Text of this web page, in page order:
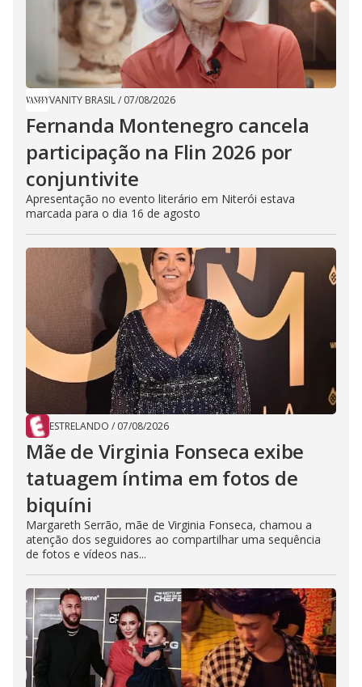
VANITY BRASIL/ 07/08/2026
Fernanda Montenegro cancela
participação na Flin 2026 por
conjuntivite
Apresentação no evento literário em Niterói estava
marcada para o dia 16 de agosto
ESTRELANDO / 07/08/2026
Mãe de Virginia Fonseca exibe
tatuagem íntima em fotos de
biquíni
Margareth Serrão, mãe de Virginia Fonseca, chamou a
atenção dos seguidores ao compartilhar uma sequência
de fotos e vídeos nas...